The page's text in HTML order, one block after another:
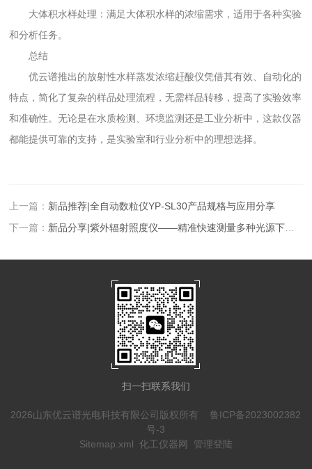
大体积水样处理：满足大体积水样的浓缩需求，适用于各种实验
和分析任务。
总结
优云谱推出的放射性水样蒸发浓缩赶酸仪凭借其有效、自动化的
特点，简化了复杂的样品处理流程，无需样品转移，提高了实验效率
和准确性。无论是在水质检测、环境监测还是工业分析中，这款仪器
都能提供可靠的支持，是实验室和行业分析中的理想选择。
上一篇： 新品推荐|全自动数粒仪YP-SL30产品规格与应用分享
下一篇： 新品分享|紫外辐射照度仪——精准快速测量多种光源下的紫外线辐照度
扫一扫联系我们
2026山东优云谱光电科技有限公司版权所有 鲁ICP备2023002382
号-3
Sitemap.xml 化工仪器网 管理登陆